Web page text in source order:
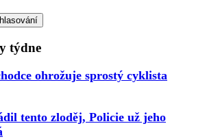
týdne
ohrožuje sprostý cyklista
tento zloděj, Policie už jeho